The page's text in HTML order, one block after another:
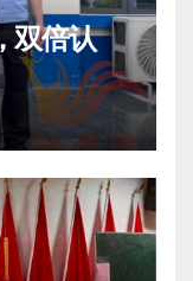
双倍认